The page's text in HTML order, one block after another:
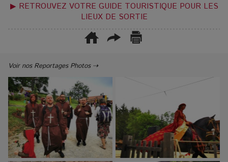
▶ RETROUVEZ VOTRE GUIDE TOURISTIQUE POUR LES
LIEUX DE SORTIE
Voir nos Reportages Photos ⇢